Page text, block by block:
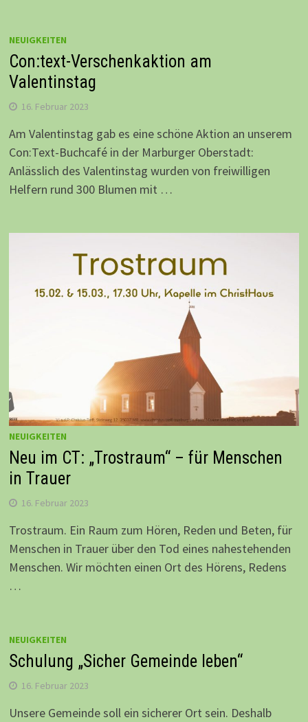
NEUIGKEITEN
Con:text-Verschenkaktion am
Valentinstag
16. Februar 2023
Am Valentinstag gab es eine schöne Aktion an unserem
Con:Text-Buchcafé in der Marburger Oberstadt:
Anlässlich des Valentinstag wurden von freiwilligen
Helfern rund 300 Blumen mit …
NEUIGKEITEN
Neu im CT: „Trostraum“ – für Menschen
in Trauer
16. Februar 2023
Trostraum. Ein Raum zum Hören, Reden und Beten, für
Menschen in Trauer über den Tod eines nahestehenden
Menschen. Wir möchten einen Ort des Hörens, Redens
…
NEUIGKEITEN
Schulung „Sicher Gemeinde leben“
16. Februar 2023
Unsere Gemeinde soll ein sicherer Ort sein. Deshalb